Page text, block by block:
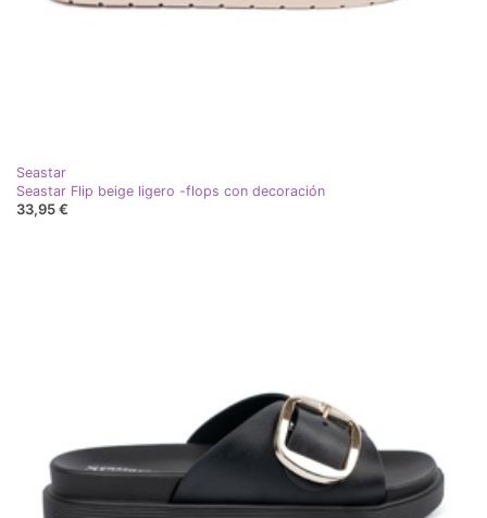
Seastar
Seastar Flip beige ligero -flops con decoración
33,95 €